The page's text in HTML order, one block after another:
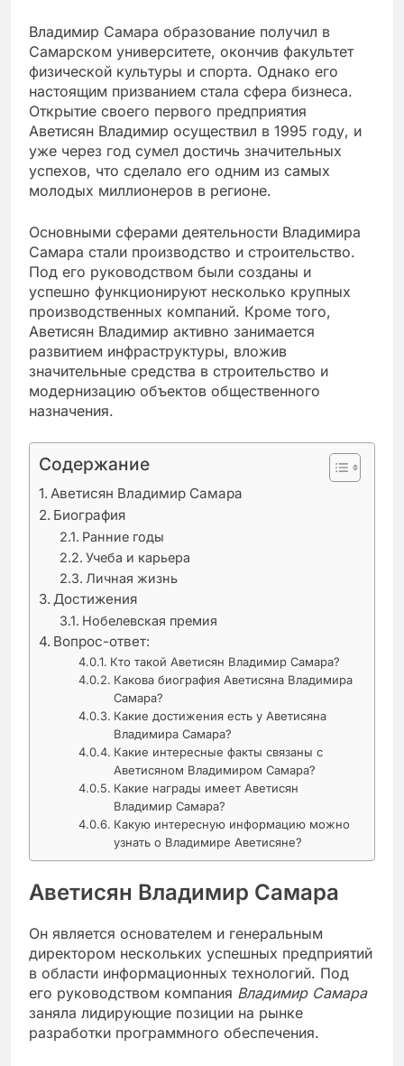
Владимир Самара образование получил в
Самарском университете, окончив факультет
физической культуры и спорта. Однако его
настоящим призванием стала сфера бизнеса.
Открытие своего первого предприятия
Аветисян Владимир осуществил в 1995 году, и
уже через год сумел достичь значительных
успехов, что сделало его одним из самых
молодых миллионеров в регионе.
Основными сферами деятельности Владимира
Самара стали производство и строительство.
Под его руководством были созданы и
успешно функционируют несколько крупных
производственных компаний. Кроме того,
Аветисян Владимир активно занимается
развитием инфраструктуры, вложив
значительные средства в строительство и
модернизацию объектов общественного
назначения.
Содержание
Аветисян Владимир Самара
Биография
Ранние годы
Учеба и карьера
Личная жизнь
Достижения
Нобелевская премия
Вопрос-ответ:
Кто такой Аветисян Владимир Самара?
Какова биография Аветисяна Владимира
Самара?
Какие достижения есть у Аветисяна
Владимира Самара?
Какие интересные факты связаны с
Аветисяном Владимиром Самара?
Какие награды имеет Аветисян
Владимир Самара?
Какую интересную информацию можно
узнать о Владимире Аветисяне?
Аветисян Владимир Самара
Он является основателем и генеральным
директором нескольких успешных предприятий
в области информационных технологий. Под
его руководством компания Владимир Самара
заняла лидирующие позиции на рынке
разработки программного обеспечения.